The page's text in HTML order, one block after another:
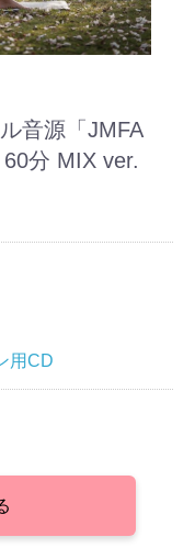
音源「JMFA
分 MIX ver.
用CD